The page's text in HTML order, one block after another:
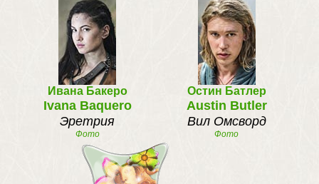
Ивана Бакеро
Ivana Baquero
Остин Батлер
Austin Butler
Эретрия
Вил Омсворд
Фото Фото